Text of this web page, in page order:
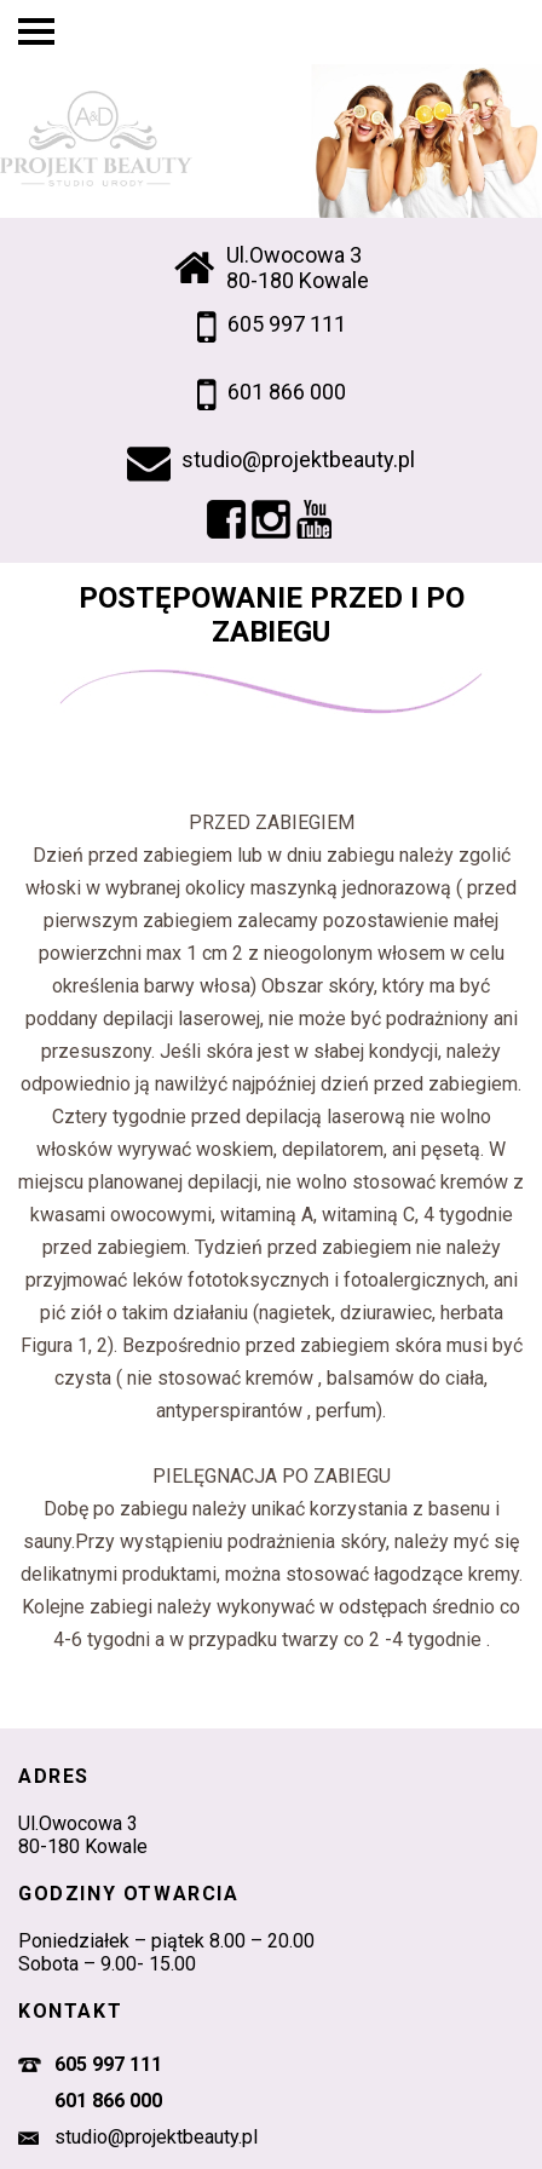
Ul.Owocowa 3
80-180 Kowale
605 997 111
601 866 000
studio@projektbeauty.pl
POSTĘPOWANIE PRZED I PO
ZABIEGU
PRZED ZABIEGIEM
Dzień przed zabiegiem lub w dniu zabiegu należy zgolić
włoski w wybranej okolicy maszynką jednorazową ( przed
pierwszym zabiegiem zalecamy pozostawienie małej
powierzchni max 1 cm 2 z nieogolonym włosem w celu
określenia barwy włosa) Obszar skóry, który ma być
poddany depilacji laserowej, nie może być podrażniony ani
przesuszony. Jeśli skóra jest w słabej kondycji, należy
odpowiednio ją nawilżyć najpóźniej dzień przed zabiegiem.
Cztery tygodnie przed depilacją laserową nie wolno
włosków wyrywać woskiem, depilatorem, ani pęsetą. W
miejscu planowanej depilacji, nie wolno stosować kremów z
kwasami owocowymi, witaminą A, witaminą C, 4 tygodnie
przed zabiegiem. Tydzień przed zabiegiem nie należy
przyjmować leków fototoksycznych i fotoalergicznych, ani
pić ziół o takim działaniu (nagietek, dziurawiec, herbata
Figura 1, 2). Bezpośrednio przed zabiegiem skóra musi być
czysta ( nie stosować kremów , balsamów do ciała,
antyperspirantów , perfum).
PIELĘGNACJA PO ZABIEGU
Dobę po zabiegu należy unikać korzystania z basenu i
sauny.Przy wystąpieniu podrażnienia skóry, należy myć się
delikatnymi produktami, można stosować łagodzące kremy.
Kolejne zabiegi należy wykonywać w odstępach średnio co
4-6 tygodni a w przypadku twarzy co 2 -4 tygodnie .
ADRES
Ul.Owocowa 3
80-180 Kowale
GODZINY OTWARCIA
Poniedziałek – piątek 8.00 – 20.00
Sobota – 9.00- 15.00
KONTAKT
605 997 111
601 866 000
studio@projektbeauty.pl